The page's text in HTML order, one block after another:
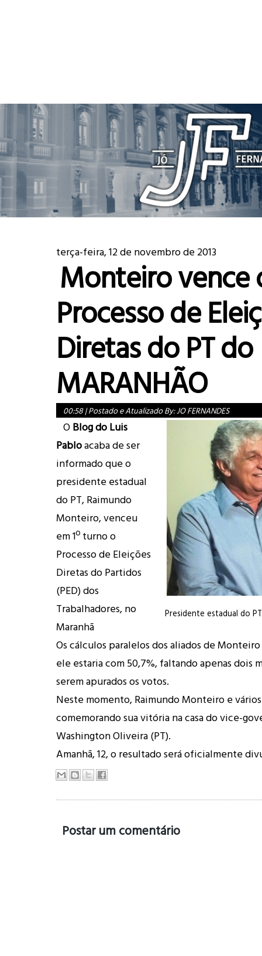
terça-feira, 12 de novembro de 2013
Monteiro vence
Processo de
Diretas do PT do
MARANHÃO
00:58|Postado e Atualizado By:JO FERNANDES
Presidente estadual do
OBlog do Luis
Pabloacaba de ser
informado que o
presidente estadual
do PT, Raimundo
Monteiro, venceu
em 1º turno o
Processo de Eleições
Diretas do Partidos
(PED) dos
Trabalhadores, no
Maranhã
Os cálculos paralelos dos aliados de
ele estaria com 50,7%, faltando apenas dois
serem apurados os votos.
Neste momento, Raimundo Monteiro e
comemorando sua vitória na casa do vice-
Washington Oliveira (PT).
Amanhã, 12, o resultado será oficialmente
Postar um comentário